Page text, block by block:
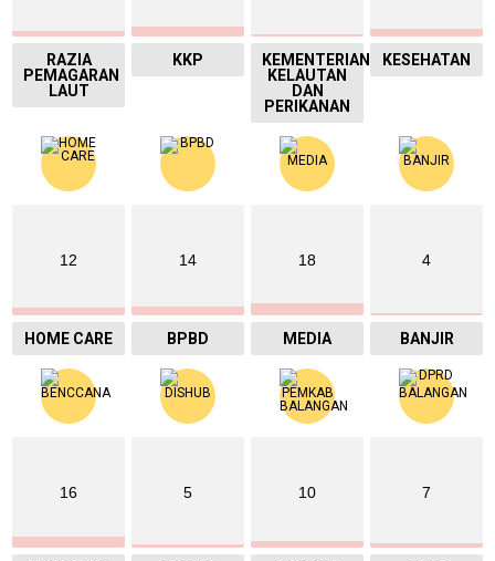
RAZIA
PEMAGARAN
LAUT
KKP
KEMENTERIAN
KELAUTAN
DAN
PERIKANAN
KESEHATAN
12
HOME CARE
14
BPBD
18
MEDIA
4
BANJIR
16 5 10 7